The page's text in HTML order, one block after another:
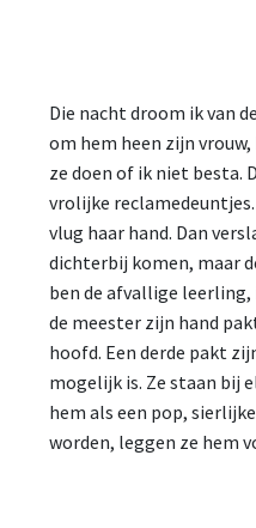
Die nacht droom ik van
om hem heen zijn
ze doen of ik niet besta.
vrolijke
vlug haar hand. Dan
dichterbij komen, maar
ben de afvallige leerling,
de meester zijn hand
hoofd. Een derde pakt
mogelijk is. Ze staan bij
hem als een pop,
worden, leggen ze hem